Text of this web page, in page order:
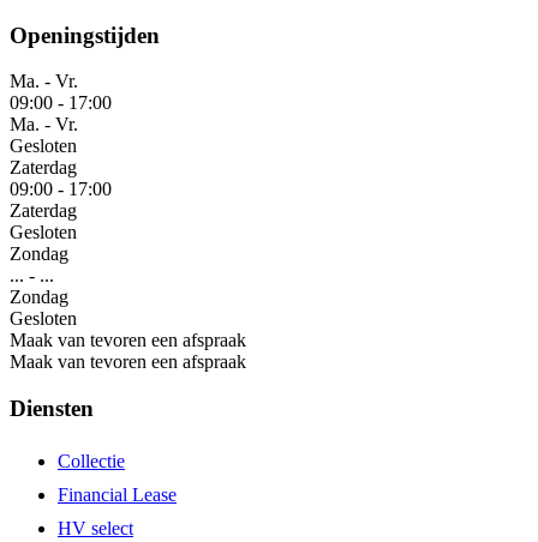
Openingstijden
Ma. - Vr.
09:00 - 17:00
Ma. - Vr.
Gesloten
Zaterdag
09:00 - 17:00
Zaterdag
Gesloten
Zondag
... - ...
Zondag
Gesloten
Maak van tevoren een afspraak
Maak van tevoren een afspraak
Diensten
Collectie
Financial Lease
HV select